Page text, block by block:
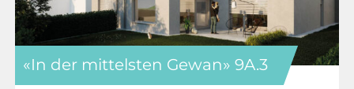
«In der mittelsten Gewan» 9A.3